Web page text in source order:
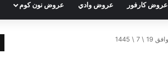
عروض كارفور عروض وادي عروض نون كوم